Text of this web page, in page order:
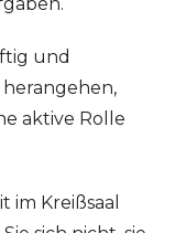
und
herangehen,
aktive Rolle
im Kreißsaal